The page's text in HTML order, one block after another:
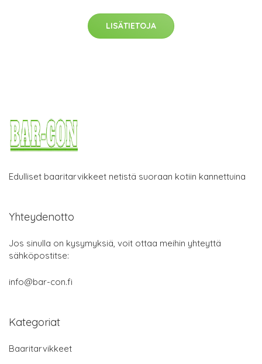
LISÄTIETOJA
Edulliset baaritarvikkeet netistä suoraan kotiin kannettuina
Yhteydenotto
Jos sinulla on kysymyksiä, voit ottaa meihin yhteyttä
sähköpostitse:
info@bar-con.fi
Kategoriat
Baaritarvikkeet